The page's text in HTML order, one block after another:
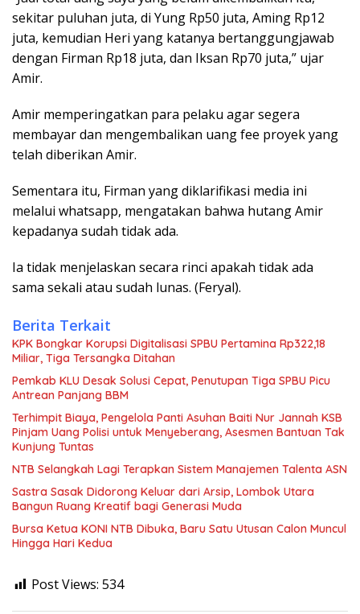
sekitar puluhan juta, di Yung Rp50 juta, Aming Rp12
juta, kemudian Heri yang katanya bertanggungjawab
dengan Firman Rp18 juta, dan Iksan Rp70 juta,” ujar
Amir.
Amir memperingatkan para pelaku agar segera
membayar dan mengembalikan uang fee proyek yang
telah diberikan Amir.
Sementara itu, Firman yang diklarifikasi media ini
melalui whatsapp, mengatakan bahwa hutang Amir
kepadanya sudah tidak ada.
Ia tidak menjelaskan secara rinci apakah tidak ada
sama sekali atau sudah lunas. (Feryal).
Berita Terkait
KPK Bongkar Korupsi Digitalisasi SPBU Pertamina Rp322,18
Miliar, Tiga Tersangka Ditahan
Pemkab KLU Desak Solusi Cepat, Penutupan Tiga SPBU Picu
Antrean Panjang BBM
Terhimpit Biaya, Pengelola Panti Asuhan Baiti Nur Jannah KSB
Pinjam Uang Polisi untuk Menyeberang, Asesmen Bantuan Tak
Kunjung Tuntas
NTB Selangkah Lagi Terapkan Sistem Manajemen Talenta ASN
Sastra Sasak Didorong Keluar dari Arsip, Lombok Utara
Bangun Ruang Kreatif bagi Generasi Muda
Bursa Ketua KONI NTB Dibuka, Baru Satu Utusan Calon Muncul
Hingga Hari Kedua
Post Views: 534